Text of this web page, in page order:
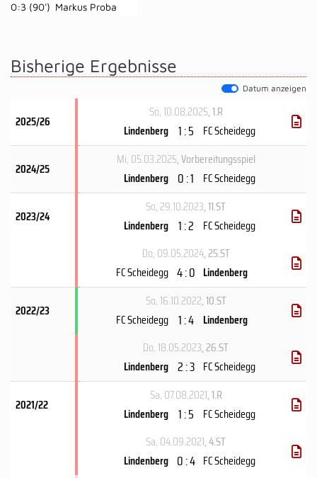
0:3 (90') Markus Proba
Bisherige Ergebnisse
Datum anzeigen
2025/26
So, 10.08.2025, 1.R
Lindenberg 1 : 5 FC Scheidegg
2024/25
Mi, 05.03.2025, Vorbereitungsspiel
Lindenberg 0 : 1 FC Scheidegg
2023/24
So, 29.10.2023, 11.ST
Lindenberg 1 : 2 FC Scheidegg
Do, 09.05.2024, 25.ST
FC Scheidegg 4 : 0 Lindenberg
2022/23
So, 16.10.2022, 10.ST
FC Scheidegg 1 : 4 Lindenberg
Do, 18.05.2023, 26.ST
Lindenberg 2 : 3 FC Scheidegg
2021/22
Sa, 07.08.2021, 1.R
Lindenberg 1 : 5 FC Scheidegg
Sa, 04.09.2021, 4.ST
Lindenberg 0 : 4 FC Scheidegg